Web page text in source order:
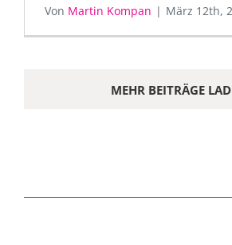
Von Martin Kompan | März 12th,
MEHR BEITRÄGE